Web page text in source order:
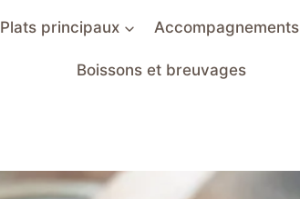
Plats principaux Accompagnements
Boissons et breuvages